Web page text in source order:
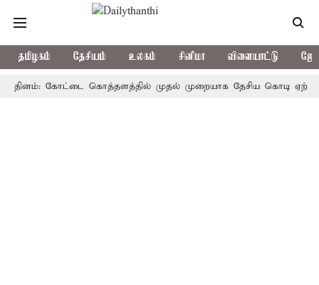
தமிழகம் தேசியம் உலகம் சினிமா விளையாட்டு
கோட்டை கொத்தளத்தில் முதல் முறையாக தேசிய கொடி